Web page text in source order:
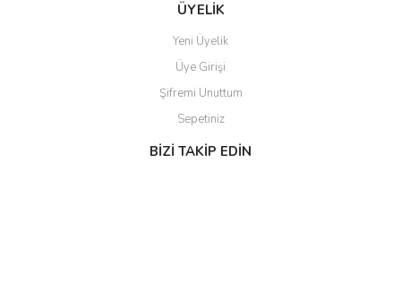
ÜYELİK
Yeni Üyelik
Üye Girişi
Şifremi Unuttum
Sepetiniz
BİZİ TAKİP EDİN